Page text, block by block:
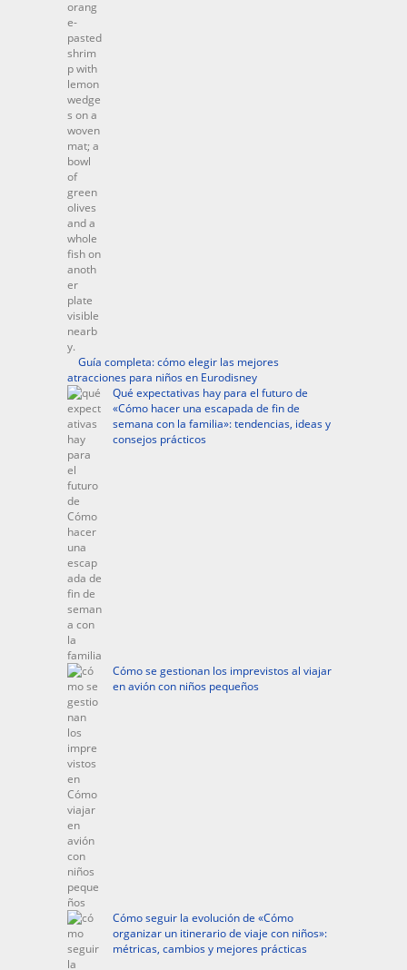
Guía completa: cómo elegir las mejores
atracciones para niños en Eurodisney
Qué expectativas hay para el futuro de
«Cómo hacer una escapada de fin de
semana con la familia»: tendencias, ideas y
consejos prácticos
Cómo se gestionan los imprevistos al viajar
en avión con niños pequeños
Cómo seguir la evolución de «Cómo
organizar un itinerario de viaje con niños»:
métricas, cambios y mejores prácticas